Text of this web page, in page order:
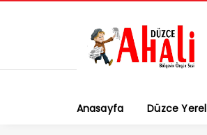
Anasayfa Düzce Yerel